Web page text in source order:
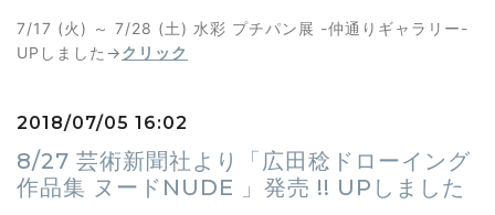
7/17 (火) ～ 7/28 (土) 水彩 プチパン展 -仲通りギャラリー-
UPしました→クリック
2018/07/05 16:02
8/27 芸術新聞社より「広田稔ドローイング
作品集 ヌードNUDE 」発売 !! UPしました